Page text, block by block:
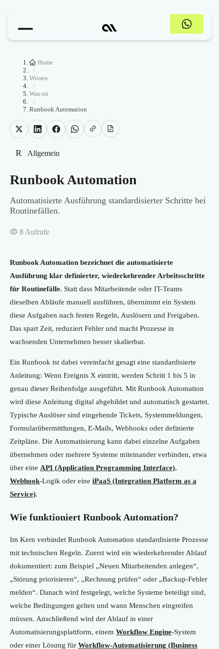
Home
/
Wissen
/
Was-ist
/
Runbook Automation
R Allgemein
Runbook Automation
Automatisierte Ausführung standardisierter Schritte bei
Routinefällen.
8 Aufrufe
Runbook Automation bezeichnet die automatisierte
Ausführung klar definierter, wiederkehrender Arbeitsschritte
für Routinefälle. Statt dass Mitarbeitende oder IT-Teams
dieselben Abläufe manuell ausführen, übernimmt ein System
diese Aufgaben nach festen Regeln, Auslösern und Freigaben.
Das spart Zeit, reduziert Fehler und macht Prozesse in
wachsenden Unternehmen besser skalierbar.
Ein Runbook ist dabei vereinfacht gesagt eine standardisierte
Anleitung: Wenn Ereignis X eintritt, werden Schritt 1 bis 5 in
genau dieser Reihenfolge ausgeführt. Mit Runbook Automation
wird diese Anleitung digital abgebildet und automatisch gestartet.
Typische Auslöser sind eingehende Tickets, Systemmeldungen,
Formularübermittlungen, E-Mails, Webhooks oder definierte
Zeitpläne. Die Automatisierung kann dabei einzelne Aufgaben
übernehmen oder mehrere Systeme miteinander verbinden, etwa
über eine API (Application Programming Interface),
Webhook-Logik oder eine iPaaS (Integration Platform as a
Service).
Wie funktioniert Runbook Automation?
Im Kern verbindet Runbook Automation standardisierte Prozesse
mit technischen Regeln. Zuerst wird ein wiederkehrender Ablauf
dokumentiert: zum Beispiel „Neuen Mitarbeitenden anlegen“,
„Störung priorisieren“, „Rechnung prüfen“ oder „Backup-Fehler
melden“. Danach wird festgelegt, welche Systeme beteiligt sind,
welche Bedingungen gelten und wann Menschen eingreifen
müssen. Anschließend wird der Ablauf in einer
Automatisierungsplattform, einem Workflow Engine-System
oder einer Lösung für Workflow-Automatisierung (Business